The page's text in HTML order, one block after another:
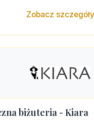
Zobacz szczegóły
biżuteria - Kiara